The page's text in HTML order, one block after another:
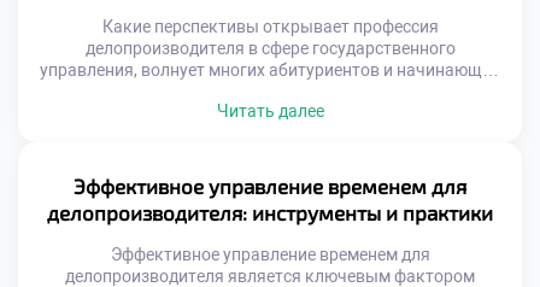
Какие перспективы открывает профессия
делопроизводителя в сфере государственного
управления, волнует многих абитуриентов и начинающих
ассоциируется со стабильностью и социальными
Делопроизводство здесь является фундаментом всей
управленческой вертикали власти. Без качественного
документационного обеспечения функционирование
аппарата невозможно. Специалист выступает связующим
звеном между законом […]
Читать далее
Эффективное управление временем для
делопроизводителя: инструменты и практики
Эффективное управление временем для
делопроизводителя является ключевым фактором